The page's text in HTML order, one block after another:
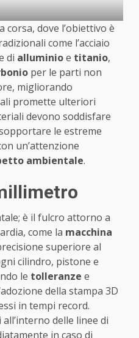
dove l’obiettivo è
come l’acciaio
di alluminioe titanio,
per le parti non
migliorando
promette ulteriori
devono soddisfare
le estreme
un’attenzione
ambientale.
è il fulcro attorno a
come la macchina
superiore al
cilindro, pistone e
le tolleranze e
della stampa 3D
in tempi record.
delle linee di
in caso di